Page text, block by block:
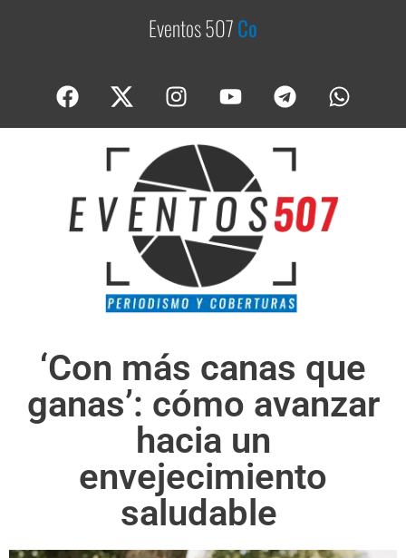
Eventos 507Cober
‘Con más canas que
ganas’: cómo avanzar
hacia un
envejecimiento
saludable